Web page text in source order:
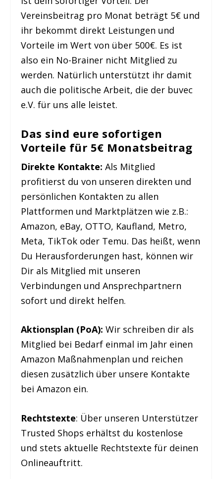
Vereinsbeitrag pro Monat beträgt 5€ und
ihr bekommt direkt Leistungen und
Vorteile im Wert von über 500€. Es ist
also ein No-Brainer nicht Mitglied zu
werden. Natürlich unterstützt ihr damit
auch die politische Arbeit, die der buvec
e.V. für uns alle leistet.
Das sind eure sofortigen
Vorteile für 5€ Monatsbeitrag
Direkte Kontakte: Als Mitglied
profitierst du von unseren direkten und
persönlichen Kontakten zu allen
Plattformen und Marktplätzen wie z.B.:
Amazon, eBay, OTTO, Kaufland, Metro,
Meta, TikTok oder Temu. Das heißt, wenn
Du Herausforderungen hast, können wir
Dir als Mitglied mit unseren
Verbindungen und Ansprechpartnern
sofort und direkt helfen.
Aktionsplan (PoA): Wir schreiben dir als
Mitglied bei Bedarf einmal im Jahr einen
Amazon Maßnahmenplan und reichen
diesen zusätzlich über unsere Kontakte
bei Amazon ein.
Rechtstexte: Über unseren Unterstützer
Trusted Shops erhältst du kostenlose
und stets aktuelle Rechtstexte für deinen
Onlineauftritt.